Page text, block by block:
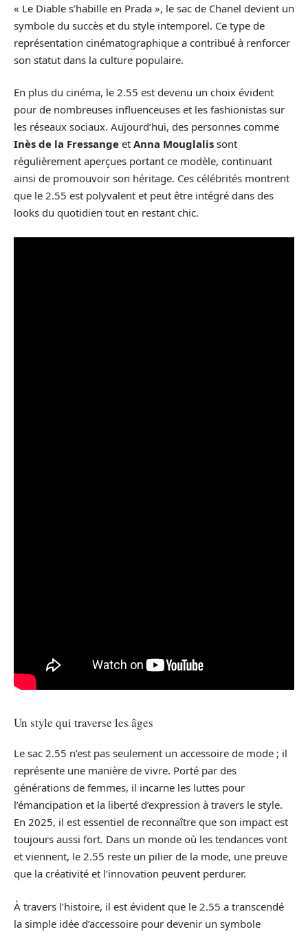
« Le Diable s’habille en Prada », le sac de Chanel devient un
symbole du succès et du style intemporel. Ce type de
représentation cinématographique a contribué à renforcer
son statut dans la culture populaire.
En plus du cinéma, le 2.55 est devenu un choix évident
pour de nombreuses influenceuses et les fashionistas sur
les réseaux sociaux. Aujourd’hui, des personnes comme
Inès de la Fressange et Anna Mouglalis sont
régulièrement aperçues portant ce modèle, continuant
ainsi de promouvoir son héritage. Ces célébrités montrent
que le 2.55 est polyvalent et peut être intégré dans des
looks du quotidien tout en restant chic.
Un style qui traverse les âges
Le sac 2.55 n’est pas seulement un accessoire de mode ; il
représente une manière de vivre. Porté par des
générations de femmes, il incarne les luttes pour
l’émancipation et la liberté d’expression à travers le style.
En 2025, il est essentiel de reconnaître que son impact est
toujours aussi fort. Dans un monde où les tendances vont
et viennent, le 2.55 reste un pilier de la mode, une preuve
que la créativité et l’innovation peuvent perdurer.
À travers l’histoire, il est évident que le 2.55 a transcendé
la simple idée d’accessoire pour devenir un symbole